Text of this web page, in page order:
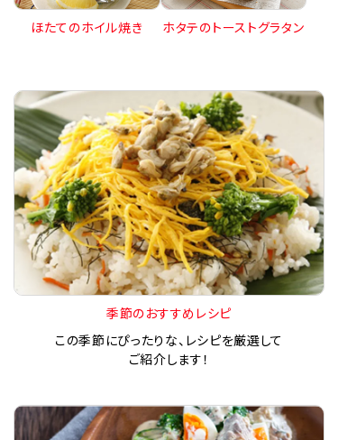
ほたてのホイル焼き ホタテのトーストグラタン
季節のおすすめレシピ
この季節にぴったりな、レシピを厳選して
ご紹介します！